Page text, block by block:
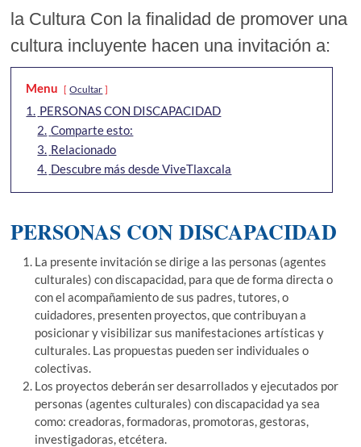
la Cultura Con la finalidad de promover una
cultura incluyente hacen una invitación a:
Menu Ocultar
1.
PERSONAS CON DISCAPACIDAD
2. Comparte esto:
3. Relacionado
4. Descubre más desde ViveTlaxcala
PERSONAS CON DISCAPACIDAD
La presente invitación se dirige a las personas (agentes
culturales) con discapacidad, para que de forma directa o
con el acompañamiento de sus padres, tutores, o
cuidadores, presenten proyectos, que contribuyan a
posicionar y visibilizar sus manifestaciones artísticas y
culturales. Las propuestas pueden ser individuales o
colectivas.
Los proyectos deberán ser desarrollados y ejecutados por
personas (agentes culturales) con discapacidad ya sea
como: creadoras, formadoras, promotoras, gestoras,
investigadoras, etcétera.